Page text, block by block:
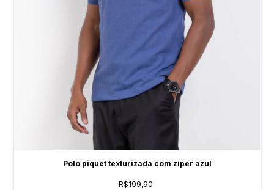
Polo piquet texturizada com zíper azul
R$199,90